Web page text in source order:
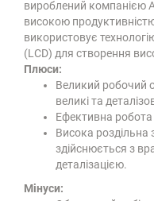
вироблений компанією
високою
використовує
(LCD) для створення
Плюси:
Великий робочий
великі та
Ефективна робота
Висока роздільна
здійснюється з
деталізацією.
Мінуси: